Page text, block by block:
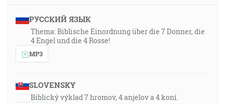
РУССКИЙ ЯЗЫК
Thema: Biblische Einordnung über die 7 Donner, die
4 Engel und die 4 Rosse!
MP3
SLOVENSKY
Biblický výklad 7 hromov, 4 anjelov a 4 koní.